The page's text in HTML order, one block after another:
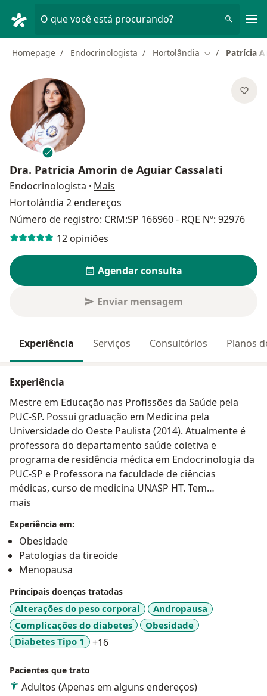
O que você está procurando?
Homepage Endocrinologista Hortolândia Mudar dePatrícia
Dra. Patrícia Amorin de Aguiar Cassalati
Endocrinologista · Mais
Hortolândia 2 endereços
Número de registro: CRM:SP 166960 - RQE Nº: 92976
12 opiniões
Agendar consulta
Enviar mensagem
Experiência Serviços Consultórios Planos
Experiência
Mestre em Educação nas Profissões da Saúde pela
PUC-SP. Possui graduação em Medicina pela
Universidade do Oeste Paulista (2014). Atualmente é
professora do departamento saúde coletiva e
programa de residência médica em Endocrinologia da
PUC-SP e Professora na faculdade de ciências
médicas, curso de medicina UNASP HT. Tem
especialização em Clinica Médica e Endocrinologia e
Metabologia pelo programa de Residência Médica da
PUC-SP. Atua como médica endocrinologista na clínica
Royauté Medicina.
mais
Experiência em:
Obesidade
Patologias da tireoide
Menopausa
Principais doenças tratadas
Alterações do peso corporal
Andropausa
Complicações do diabetes
Obesidade
Diabetes Tipo 1
+16a11y_sr_more_diseases
Pacientes que trato
Adultos (Apenas em alguns endereços)